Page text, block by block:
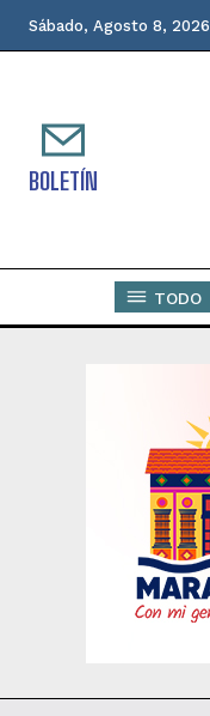
Sábado, Agosto 8, 2026
BOLETÍN
TODO